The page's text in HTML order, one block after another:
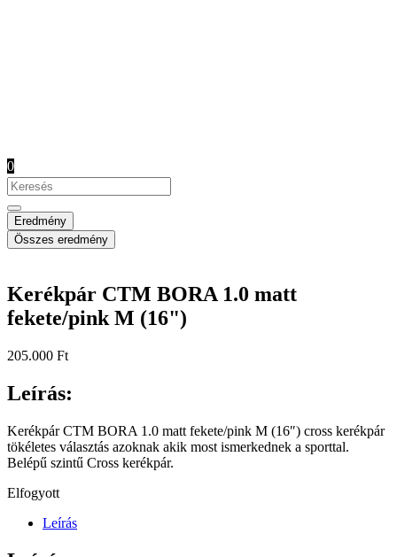
0
Search
...
Eredmény
Összes eredmény
Kerékpár CTM BORA 1.0 matt
fekete/pink M (16")
205.000 Ft
Leírás:
Kerékpár CTM BORA 1.0 matt fekete/pink M (16″) cross kerékpár
tökéletes választás azoknak akik most ismerkednek a sporttal.
Belépű szintű Cross kerékpár.
Elfogyott
Leírás